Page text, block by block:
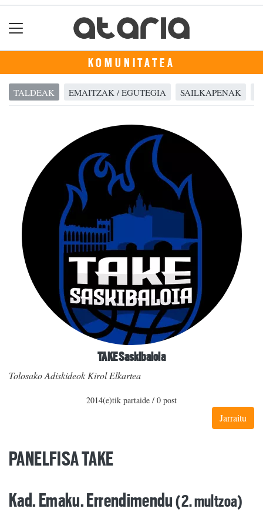
KOMUNITATEA
TALDEAK EMAITZAK / EGUTEGIA SAILKAPENAK
TAKE Saskibaloia
Tolosako Adiskideok Kirol Elkartea
2014(e)tik partaide / 0 post
Jarraitu
PANELFISA TAKE
Kad. Emaku. Errendimendu(2. multzoa)